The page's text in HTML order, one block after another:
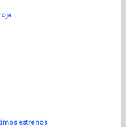
estrenos